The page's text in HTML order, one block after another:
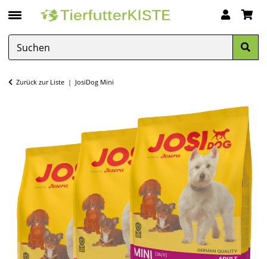
Zurück zur Liste JosiDog Mini